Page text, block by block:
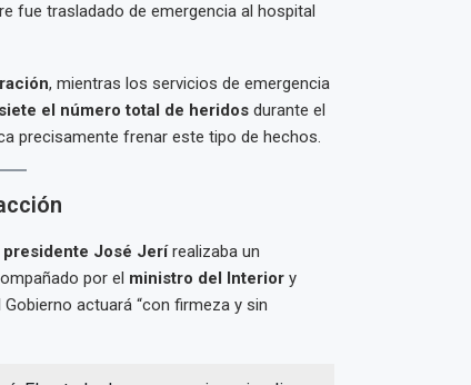
fue trasladado de emergencia al hospital
, mientras los servicios de emergencia
siete el número total de heridosdurante el
precisamente frenar este tipo de hechos.
presidente José Jerírealizaba un
por el ministro del Interiory
actuará “con firmeza y sin